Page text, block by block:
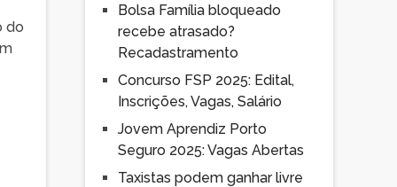
do
Bolsa Família bloqueado
recebe atrasado?
Recadastramento
Concurso FSP 2025: Edital,
Inscrições, Vagas, Salário
Jovem Aprendiz Porto
Seguro 2025: Vagas Abertas
Taxistas podem ganhar livre